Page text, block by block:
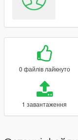
0 файлів лайкнуто
1 завантаження